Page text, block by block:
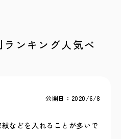
ンキング人気ベ
公開日：2020/6/8
などを入れることが多いで